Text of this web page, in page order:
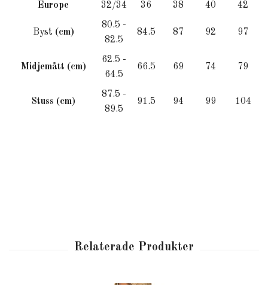
Europe 32/34 36 38 40 42
Byst (cm)
80.5 -
82.5
84.5 87 92 97
Midjemått (cm)
62.5 -
64.5
66.5 69 74 79
Stuss (cm)
87.5 -
89.5
91.5 94 99 104